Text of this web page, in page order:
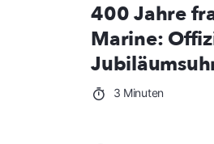
400 Jahre
Marine:
3 Minuten